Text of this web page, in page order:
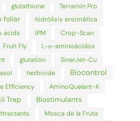
glutathione Terramin Pro
foliar
hidrólisis enzimática
acids
IPM
Crop-Scan
Fruit Fly
L-α-aminoácidos
glutatión
SinerJet-Cu
herbicide Biocontrol
Efficiency AminoQuelant-K
Trap Biostimulants
Mosca de la Fruta